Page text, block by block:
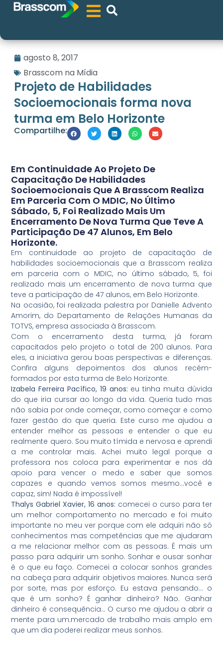
agosto 8, 2017
Brasscom na Mídia
Projeto de Habilidades
Socioemocionais forma nova
turma em Belo Horizonte
Compartilhe:
Em Continuidade Ao Projeto De
Capacitação De Habilidades
Socioemocionais Que A Brasscom Realiza
Em Parceria Com O MDIC, No Último
Sábado, 5, Foi Realizado Mais Um
Encerramento De Nova Turma Que Teve A
Participação De 47 Alunos, Em Belo
Horizonte.
Em continuidade ao projeto de capacitação de
habilidades socioemocionais que a Brasscom realiza
em parceria com o MDIC, no último sábado, 5, foi
realizado mais um encerramento de nova turma que
teve a participação de 47 alunos, em Belo Horizonte.
Na ocasião, foi realizada palestra por Danielle Advento
Amorim, do Departamento de Relações Humanas da
TOTVS, empresa associada à Brasscom.
Com o encerramento desta turma, já foram
capacitados pelo projeto o total de 200 alunos. Para
eles, a iniciativa gerou boas perspectivas e diferenças.
Confira alguns depoimentos dos alunos recém-
formados por esta turma de Belo Horizonte:
Izabela Ferreira Pacífico, 19 anos: eu tinha muita dúvida
do que iria cursar ao longo da vida. Queria tudo mas
não sabia por onde começar, como começar e como
fazer gestão do que queria. Este curso me ajudou a
entender melhor as pessoas e entender o que eu
realmente quero. Sou muito tímida e nervosa e aprendi
a me controlar mais. Achei muito legal porque a
professora nos coloca para experimentar e nos dá
apoio para vencer o medo e saber que somos
capazes e quando vemos somos mesmo…você e
capaz, sim! Nada é impossível!
Thalys Gabriel Xavier, 16 anos: comecei o curso para ter
um melhor comportamento no mercado e foi muito
importante no meu ver porque com ele adquiri não só
conhecimentos mas competências que me ajudaram
a me relacionar melhor com as pessoas. É mais um
passo para adquirir um sonho. Sonhar e ousar sonhar
é o que eu faço. Comecei a colocar sonhos grandes
na cabeça para adquirir objetivos maiores. Nunca será
por sorte, mas por esforço. Eu estava pensando… o
que é um sonho? É ganhar dinheiro? Não. Ganhar
dinheiro é consequência… O curso me ajudou a abrir a
mente para um.mercado de trabalho mais amplo em
que um dia poderei realizar meus sonhos.